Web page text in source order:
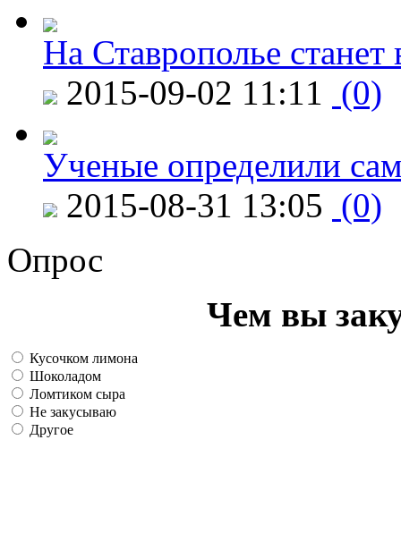
На Ставрополье
2015-09-02 11:11 (0)
Ученые определили
2015-08-31 13:05 (0)
Опрос
Чем вы
Кусочком лимона
Шоколадом
Ломтиком сыра
Не закусываю
Другое